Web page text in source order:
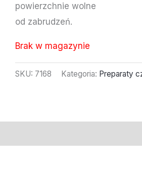
powierzchnie wolne
od zabrudzeń.
Brak w magazynie
SKU: 7168 Kategoria: Preparaty